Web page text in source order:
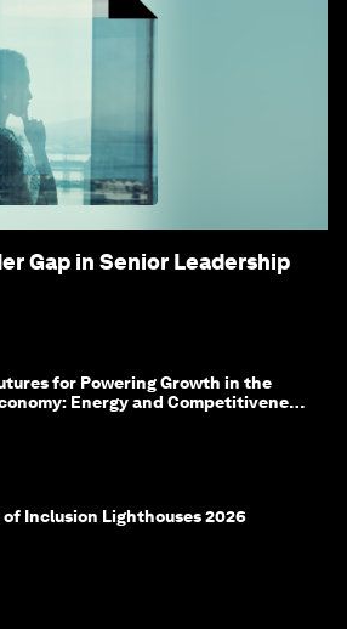
Gap in Senior Leadership
for Powering Growth in the
Energy and Competitiveness
of Inclusion Lighthouses 2026